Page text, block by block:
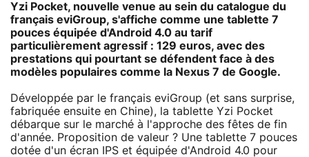
Yzi Pocket, nouvelle venue au sein du catalogue du
français eviGroup, s'affiche comme une tablette 7
pouces équipée d'Android 4.0 au tarif
particulièrement agressif : 129 euros, avec des
prestations qui pourtant se défendent face à des
modèles populaires comme la Nexus 7 de Google.
Développée par le français eviGroup (et sans surprise,
fabriquée ensuite en Chine), la tablette Yzi Pocket
débarque sur le marché à l'approche des fêtes de fin
d'année. Proposition de valeur ? Une tablette 7 pouces
dotée d'un écran IPS et équipée d'Android 4.0 pour